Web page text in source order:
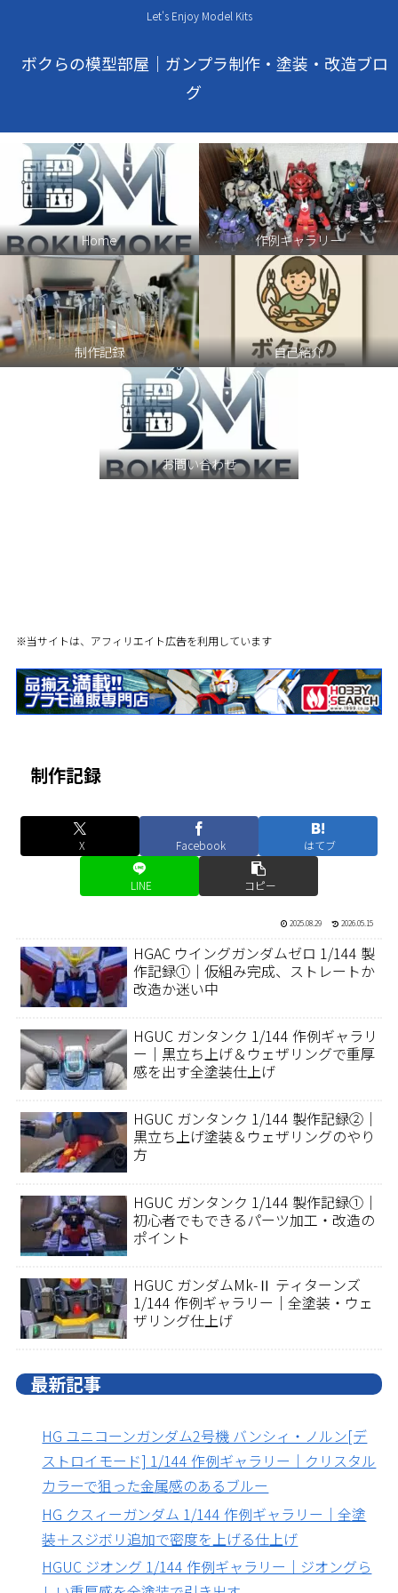
Let's Enjoy Model Kits
ボクらの模型部屋｜ガンプラ制作・塗装・改造ブロ
グ
Home 作例ギャラリー
制作記録 自己紹介
お問い合わせ
※当サイトは、アフィリエイト広告を利用しています
制作記録
X Facebook はてブ
LINE コピー
2025.08.29 2026.05.15
HGAC ウイングガンダムゼロ 1/144 製
作記録①｜仮組み完成、ストレートか
改造か迷い中
HGUC ガンタンク 1/144 作例ギャラリ
ー｜黒立ち上げ＆ウェザリングで重厚
感を出す全塗装仕上げ
HGUC ガンタンク 1/144 製作記録②｜
黒立ち上げ塗装＆ウェザリングのやり
方
HGUC ガンタンク 1/144 製作記録①｜
初心者でもできるパーツ加工・改造の
ポイント
HGUC ガンダムMk-Ⅱ ティターンズ
1/144 作例ギャラリー｜全塗装・ウェ
ザリング仕上げ
最新記事
HG ユニコーンガンダム2号機 バンシィ・ノルン[デ
ストロイモード] 1/144 作例ギャラリー｜クリスタル
カラーで狙った金属感のあるブルー
HG クスィーガンダム 1/144 作例ギャラリー｜全塗
装＋スジボリ追加で密度を上げる仕上げ
HGUC ジオング 1/144 作例ギャラリー｜ジオングら